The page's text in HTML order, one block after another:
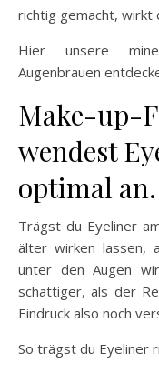
richtig gemacht, wirkt
Hier unsere
Augenbrauen
Make-up-
wendest
optimal an.
Trägst du Eyeliner
älter wirken lassen,
unter den Augen
schattiger, als der
Eindruck also noch
So trägst du Eyeliner